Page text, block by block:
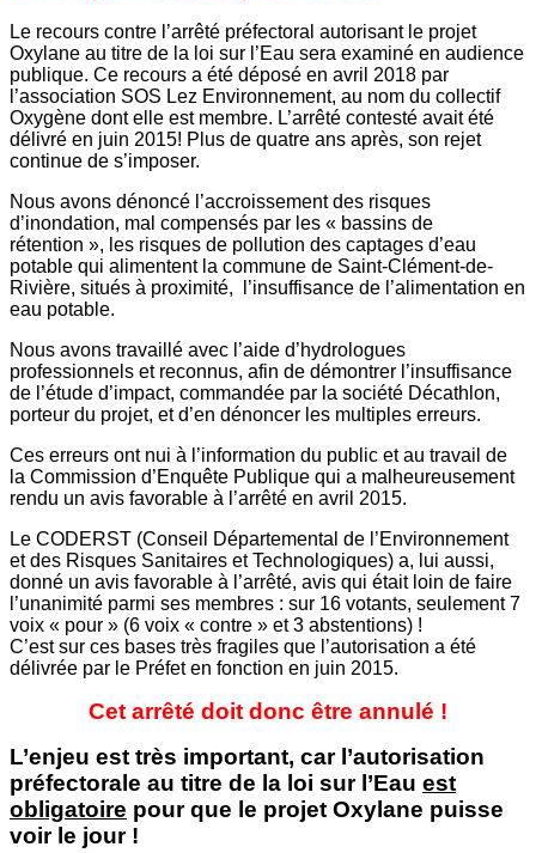
Le recours contre l’arrêté préfectoral autorisant le projet
Oxylane au titre de la loi sur l’Eau sera examiné en audience
publique. Ce recours a été déposé en avril 2018 par
l’association SOS Lez Environnement, au nom du collectif
Oxygène dont elle est membre. L’arrêté contesté avait été
délivré en juin 2015! Plus de quatre ans après, son rejet
continue de s’imposer.
Nous avons dénoncé l’accroissement des risques
d’inondation, mal compensés par les « bassins de
rétention », les risques de pollution des captages d’eau
potable qui alimentent la commune de Saint-Clément-de-
Rivière, situés à proximité, l’insuffisance de l’alimentation en
eau potable.
Nous avons travaillé avec l’aide d’hydrologues
professionnels et reconnus, afin de démontrer l’insuffisance
de l’étude d’impact, commandée par la société Décathlon,
porteur du projet, et d’en dénoncer les multiples erreurs.
Ces erreurs ont nui à l’information du public et au travail de
la Commission d’Enquête Publique qui a malheureusement
rendu un avis favorable à l’arrêté en avril 2015.
Le CODERST (Conseil Départemental de l’Environnement
et des Risques Sanitaires et Technologiques) a, lui aussi,
donné un avis favorable à l’arrêté, avis qui était loin de faire
l’unanimité parmi ses membres : sur 16 votants, seulement 7
voix « pour » (6 voix « contre » et 3 abstentions) !
C’est sur ces bases très fragiles que l’autorisation a été
délivrée par le Préfet en fonction en juin 2015.
Cet arrêté doit donc être annulé !
L’enjeu est très important, car l’autorisation
préfectorale au titre de la loi sur l’Eau est
obligatoire pour que le projet Oxylane puisse
voir le jour !